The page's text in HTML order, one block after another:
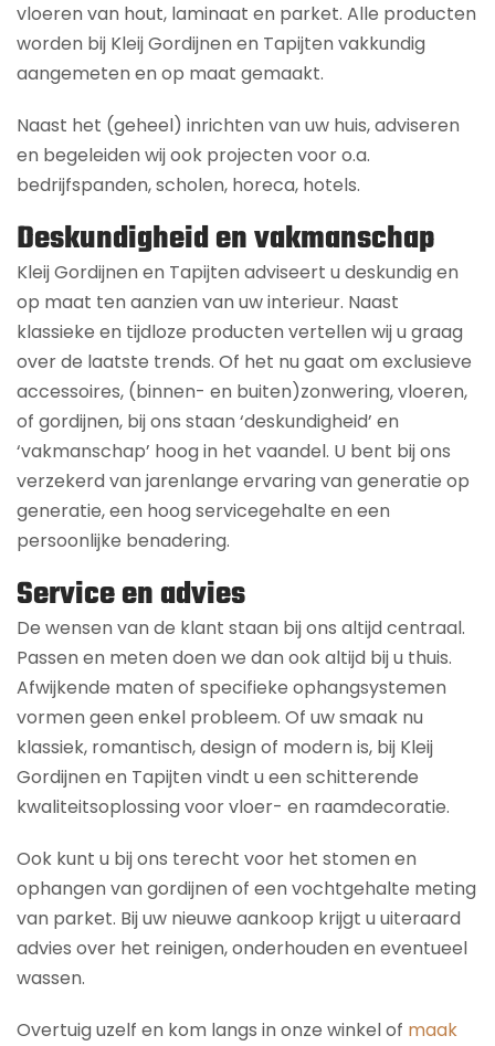
vloeren van hout, laminaat en parket. Alle producten
worden bij Kleij Gordijnen en Tapijten vakkundig
aangemeten en op maat gemaakt.
Naast het (geheel) inrichten van uw huis, adviseren
en begeleiden wij ook projecten voor o.a.
bedrijfspanden, scholen, horeca, hotels.
Deskundigheid en vakmanschap
Kleij Gordijnen en Tapijten adviseert u deskundig en
op maat ten aanzien van uw interieur. Naast
klassieke en tijdloze producten vertellen wij u graag
over de laatste trends. Of het nu gaat om exclusieve
accessoires, (binnen- en buiten)zonwering, vloeren,
of gordijnen, bij ons staan ‘deskundigheid’ en
‘vakmanschap’ hoog in het vaandel. U bent bij ons
verzekerd van jarenlange ervaring van generatie op
generatie, een hoog servicegehalte en een
persoonlijke benadering.
Service en advies
De wensen van de klant staan bij ons altijd centraal.
Passen en meten doen we dan ook altijd bij u thuis.
Afwijkende maten of specifieke ophangsystemen
vormen geen enkel probleem. Of uw smaak nu
klassiek, romantisch, design of modern is, bij Kleij
Gordijnen en Tapijten vindt u een schitterende
kwaliteitsoplossing voor vloer- en raamdecoratie.
Ook kunt u bij ons terecht voor het stomen en
ophangen van gordijnen of een vochtgehalte meting
van parket. Bij uw nieuwe aankoop krijgt u uiteraard
advies over het reinigen, onderhouden en eventueel
wassen.
Overtuig uzelf en kom langs in onze winkel of maak